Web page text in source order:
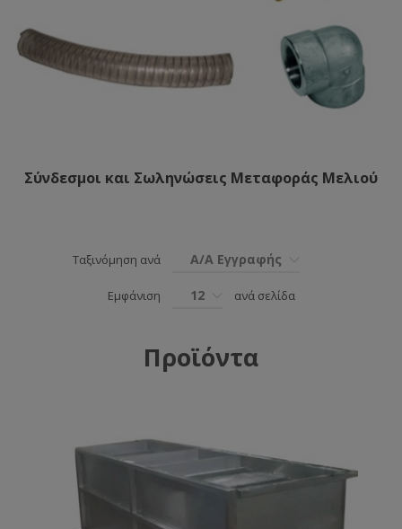
Σύνδεσμοι και Σωληνώσεις Μεταφοράς Μελιού
Ταξινόμηση ανά Α/Α Εγγραφής
Εμφάνιση 12 ανά σελίδα
Προϊόντα